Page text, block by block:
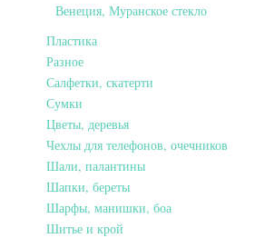
Венеция, Муранское стекло
Пластика
Разное
Салфетки, скатерти
Сумки
Цветы, деревья
Чехлы для телефонов, очечников
Шали, палантины
Шапки, береты
Шарфы, манишки, боа
Шитье и крой